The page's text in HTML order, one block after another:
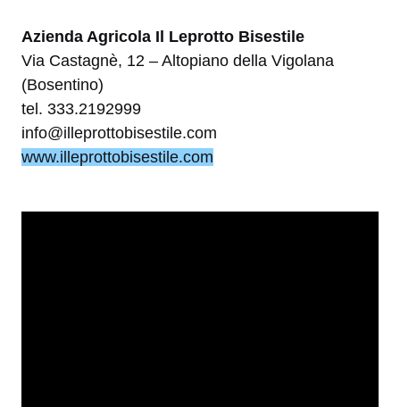
Azienda Agricola Il Leprotto Bisestile
Via Castagnè, 12 – Altopiano della Vigolana
(Bosentino)
tel. 333.2192999
info@illeprottobisestile.com
www.illeprottobisestile.com